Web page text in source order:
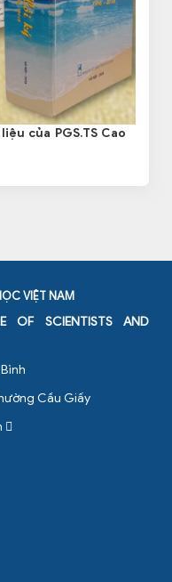
của PGS.TS Cao
VIỆT NAM
OF SCIENTISTS AND
Cầu Giấy